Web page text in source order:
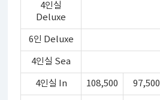
4인실
Deluxe
6인 Deluxe
4인실 Sea
4인실 In 108,500 97,500